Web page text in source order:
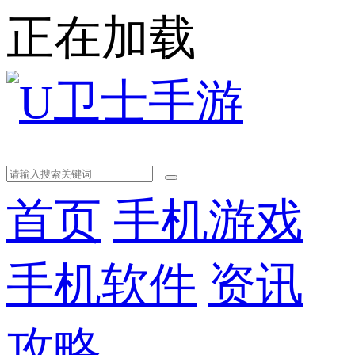
正在加载
首页 手机游戏
手机软件 资讯